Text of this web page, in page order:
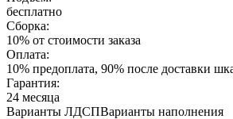
бесплатно
Сборка:
10% от стоимости заказа
Оплата:
10% предоплата, 90% после доставки
Гарантия:
24 месяца
Варианты ЛДСПВарианты наполнения